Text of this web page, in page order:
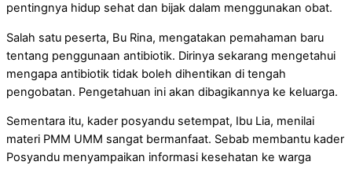
pentingnya hidup sehat dan bijak dalam menggunakan obat.
Salah satu peserta, Bu Rina, mengatakan pemahaman baru
tentang penggunaan antibiotik. Dirinya sekarang mengetahui
mengapa antibiotik tidak boleh dihentikan di tengah
pengobatan. Pengetahuan ini akan dibagikannya ke keluarga.
Sementara itu, kader posyandu setempat, Ibu Lia, menilai
materi PMM UMM sangat bermanfaat. Sebab membantu kader
Posyandu menyampaikan informasi kesehatan ke warga